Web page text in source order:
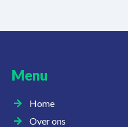
Menu
Home
Over ons